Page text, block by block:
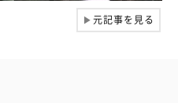
▶元記事を見る